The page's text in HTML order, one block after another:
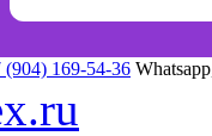
(904) 169-54-36